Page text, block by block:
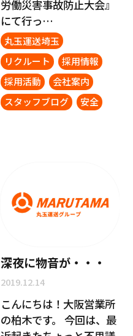
労働災害事故防止大会』
にて行っ…
丸玉運送埼玉
リクルート
採用情報
採用活動
会社案内
スタッフブログ
安全
深夜に物音が・・・
2019.12.14
こんにちは！大阪営業所
の柏木です。 今回は、最